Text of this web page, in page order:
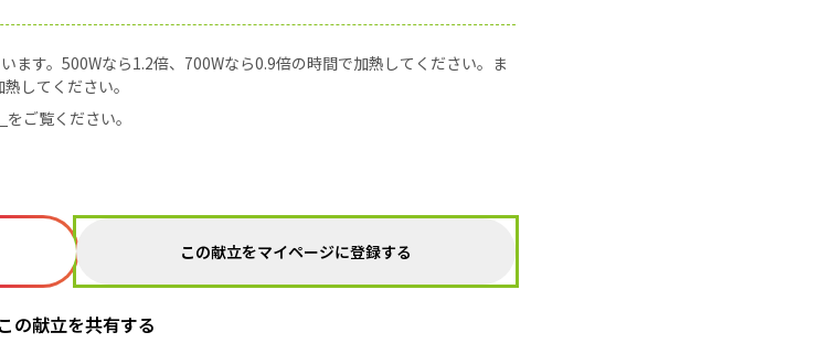
す。500Wなら1.2倍、700Wなら0.9倍の時間で加熱してください。ま
してください。
をご覧ください。
この献立をマイページに登録する
この献立を共有する